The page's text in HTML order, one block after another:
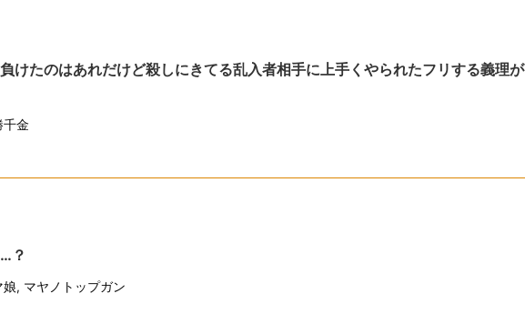
負けたのはあれだけど殺しにきてる乱入者相手に上手くやられたフリする義理が
千金
？
娘, マヤノトップガン